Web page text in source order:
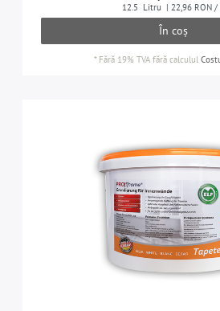
12.5 Litru | 22,96 RON
În coș
* Fără 19% TVAfără calculul